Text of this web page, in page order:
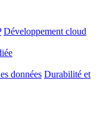
Développement cloud
données Durabilité et